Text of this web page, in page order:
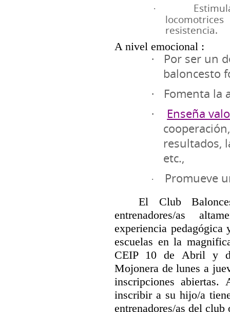
·
resistencia.
A nivel emocional :
·
Por ser un
baloncesto
· Fomenta la
·
Enseña
resultados,
etc.,
· Promueve
El Club
entrenadores/as
experiencia
escuelas en la
CEIP 10 de Abril y
Mojonera de lunes a
inscripciones abiertas.
inscribir a su hijo/a
entrenadores/as del